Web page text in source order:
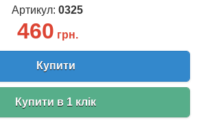
Артикул: 0325
460 грн.
Купити
Купити в 1 клік